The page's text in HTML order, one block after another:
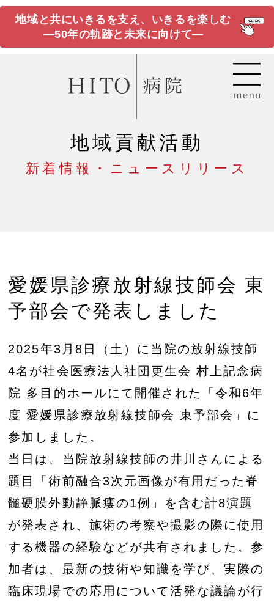
地域と共にいきるを支え、いきるを楽しむ
―50年の軌跡と未来に向けて―
地域貢献活動
新着情報・ニュースリリース
愛媛県診療放射線技師会 東
予部会で発表しました
2025年3月8日（土）に当院の放射線技師
4名が社会医療法人社団更生会 村上記念病
院 多目的ホールにて開催された「令和6年
度 愛媛県診療放射線技師会 東予部会」に
参加しました。
当日は、当院放射線技師の井川さんによる
題目「術前融合3次元画像が有用だった脊
髄硬膜外動静脈瘻の1例」を含む計8演題
が発表され、施術の考察や撮影の際に使用
する機器の経験などが共有されました。参
加者は、最新の技術や知識を学び、実際の
臨床現場での応用について活発な議論が行